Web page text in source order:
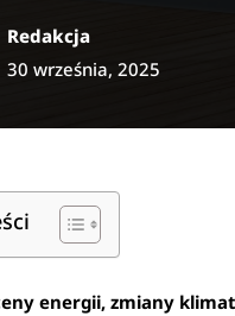
Redakcja
30 września, 2025
energii, zmiany